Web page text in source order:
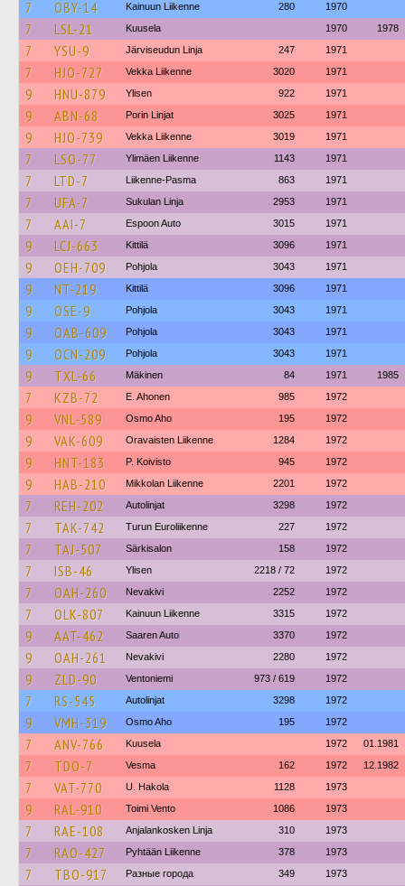
7 OBY-14 Kainuun Liikenne 280 1970
7 LSL-21 Kuusela 1970 1978
7 YSU-9 Järviseudun Linja 247 1971
7 HJO-727 Vekka Liikenne 3020 1971
9 HNU-879 Ylisen 922 1971
9 ABN-68 Porin Linjat 3025 1971
9 HJO-739 Vekka Liikenne 3019 1971
7 LSO-77 Ylimäen Liikenne 1143 1971
7 LTD-7 Liikenne-Pasma 863 1971
7 UFA-7 Sukulan Linja 2953 1971
7 AAI-7 Espoon Auto 3015 1971
9 LCJ-663 Kittilä 3096 1971
9 OEH-709 Pohjola 3043 1971
9 NT-219 Kittilä 3096 1971
9 OSE-9 Pohjola 3043 1971
9 OAB-609 Pohjola 3043 1971
9 OCN-209 Pohjola 3043 1971
9 TXL-66 Mäkinen 84 1971 1985
7 KZB-72 E. Ahonen 985 1972
9 VNL-589 Osmo Aho 195 1972
9 VAK-609 Oravaisten Liikenne 1284 1972
9 HNT-183 P. Koivisto 945 1972
9 HAB-210 Mikkolan Liikenne 2201 1972
7 REH-202 Autolinjat 3298 1972
7 TAK-742 Turun Euroliikenne 227 1972
7 TAJ-507 Särkisalon 158 1972
7 ISB-46 Ylisen 2218 / 72 1972
7 OAH-260 Nevakivi 2252 1972
7 OLK-807 Kainuun Liikenne 3315 1972
9 AAT-462 Saaren Auto 3370 1972
9 OAH-261 Nevakivi 2280 1972
9 ZLD-90 Ventoniemi 973 / 619 1972
7 RS-545 Autolinjat 3298 1972
9 VMH-319 Osmo Aho 195 1972
7 ANV-766 Kuusela 1972 01.1981
7 TDO-7 Vesma 162 1972 12.1982
7 VAT-770 U. Hakola 1128 1973
9 RAL-910 Toimi Vento 1086 1973
7 RAE-108 Anjalankosken Linja 310 1973
7 RAO-427 Pyhtään Liikenne 378 1973
7 TBO-917 Разные города 349 1973